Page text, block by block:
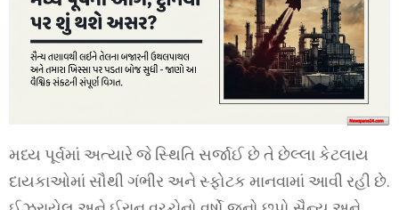
મધ્ય પૂર્વમાં અત્યારે જે સ્થિતિ સર્જાઈ છે તે છેલ્લા કેટલાય
દાયકાઓમાં સૌથી ગંભીર અને સ્ફોટક માનવામાં આવી રહી છે.